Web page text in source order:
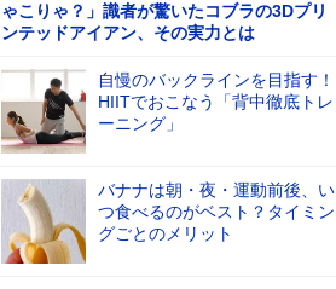
ゃこりゃ？」識者が驚いたコブラの3Dプリ
ンテッドアイアン、その実力とは
自慢のバックラインを目指す！
HIITでおこなう「背中徹底トレ
ーニング」
バナナは朝・夜・運動前後、い
つ食べるのがベスト？タイミン
グごとのメリット